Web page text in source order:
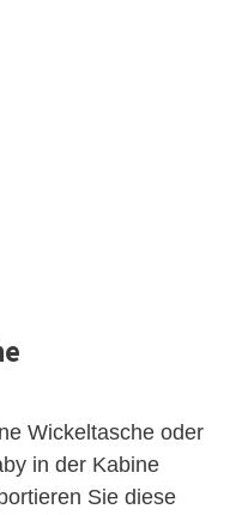
Wickeltasche oder
in der Kabine
Sie diese